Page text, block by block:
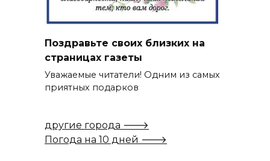
Поздравьте своих близких на
страницах газеты
Уважаемые читатели! Одним из самых
приятных подарков
другие города 🡒
Погода на 10 дней 🡒